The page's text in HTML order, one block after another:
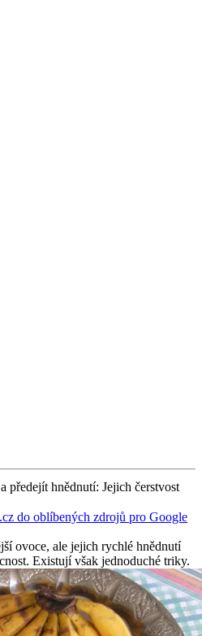
předejít hnědnutí: Jejich čerstvost
do oblíbených zdrojů pro Google
ovoce, ale jejich rychlé hnědnutí
Existují však jednoduché triky.